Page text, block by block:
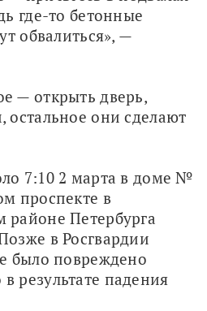
где-то бетонные
обвалиться», —
— открыть дверь,
остальное они сделают
7:10 2 марта в доме №
проспекте в
в Росгвардии
было повреждено
результате падения